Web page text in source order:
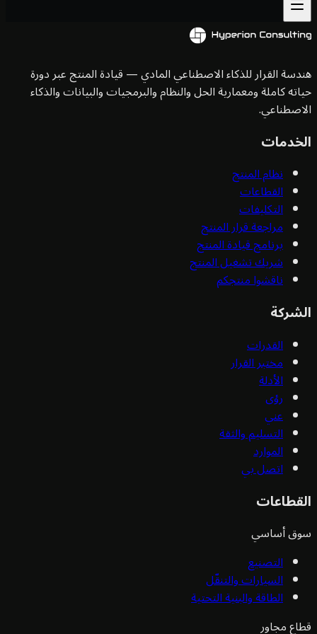
القرار للذكاء الاصطناعي المادي — قيادة المنتج عبر دورة
كاملة ومعمارية الحل والنظام والبرمجيات والبيانات والذكاء
نظام المنتج
القطاعات
التكليفات
مراجعة قرار المنتج
برنامج قيادة المنتج
شريك تشغيل المنتج
ناقشوا منتجكم
القدرات
مختبر القرار
الأدلة
رؤى
عني
التسليم والثقة
الموارد
اتصل بي
أساسي
التصنيع
السيارات والتنقّل
الطاقة والبنية التحتية
مجاور